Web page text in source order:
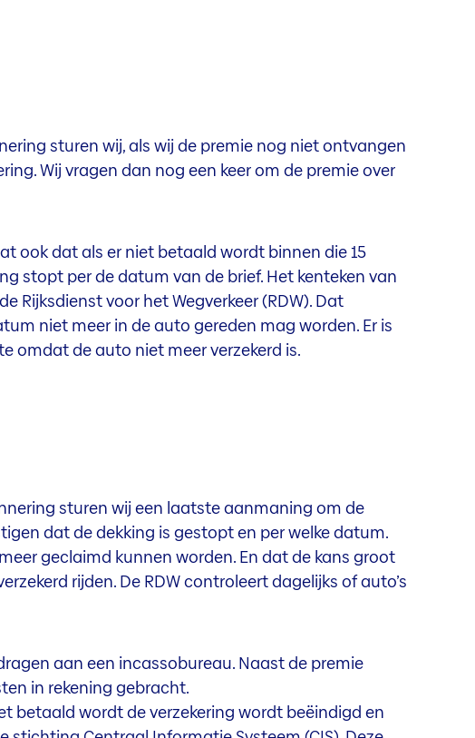
sturen wij, als wij de premie nog niet ontvangen
Wij vragen dan nog een keer om de premie over
ook dat als er niet betaald wordt binnen die 15
stopt per de datum van de brief. Het kenteken van
Rijksdienst voor het Wegverkeer (RDW). Dat
niet meer in de auto gereden mag worden. Er is
omdat de auto niet meer verzekerd is.
sturen wij een laatste aanmaning om de
dat de dekking is gestopt en per welke datum.
geclaimd kunnen worden. En dat de kans groot
rijden. De RDW controleert dagelijks of auto’s
aan een incassobureau. Naast de premie
in rekening gebracht.
betaald wordt de verzekering wordt beëindigd en